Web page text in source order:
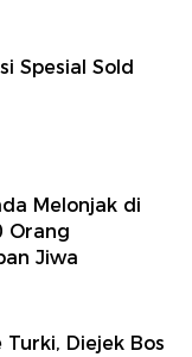
Spesial Sold
Melonjak di
Orang
Jiwa
Diejek Bos